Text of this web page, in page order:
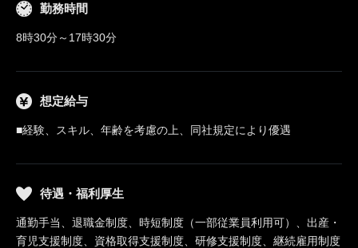
勤務時間
8時30分～17時30分
想定給与
■経験、スキル、年齢を考慮の上、同社規定により優遇
待遇・福利厚生
通勤手当、退職金制度、時短制度（一部従業員利用可）、出産・
育児支援制度、資格取得支援制度、研修支援制度、継続雇用制度